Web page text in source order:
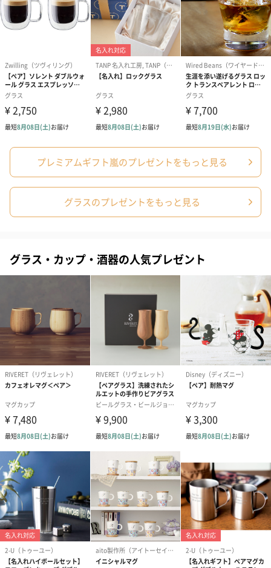
プレミアムギフト嵐のプレゼントをもっと見る
グラスのプレゼントをもっと見る
グラス・カップ・酒器の人気プレゼント